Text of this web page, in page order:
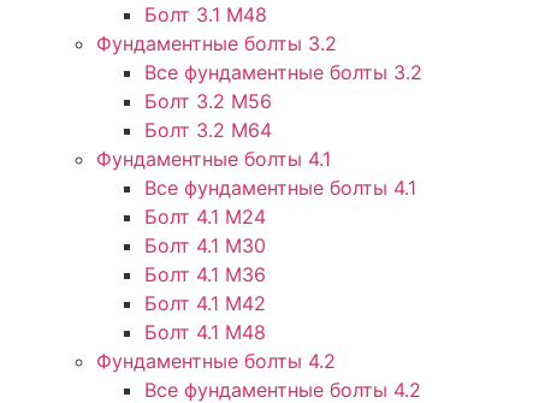
Болт 3.1 М48
Фундаментные болты 3.2
Все фундаментные болты 3.2
Болт 3.2 М56
Болт 3.2 М64
Фундаментные болты 4.1
Все фундаментные болты 4.1
Болт 4.1 М24
Болт 4.1 М30
Болт 4.1 М36
Болт 4.1 М42
Болт 4.1 М48
Фундаментные болты 4.2
Все фундаментные болты 4.2